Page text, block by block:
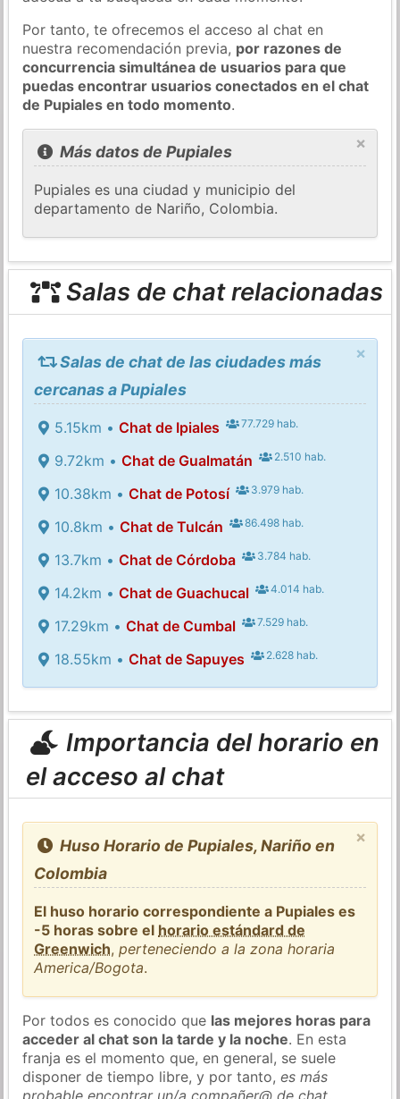
Por tanto, te ofrecemos el acceso al chat en
nuestra recomendación previa, por razones de
concurrencia simultánea de usuarios para que
puedas encontrar usuarios conectados en el chat
de Pupiales en todo momento.
×
Más datos de Pupiales
Pupiales es una ciudad y municipio del
departamento de Nariño, Colombia.
Salas de chat relacionadas
×
Salas de chat de las ciudades más
cercanas a Pupiales
5.15km • Chat de Ipiales 77.729 hab.
9.72km • Chat de Gualmatán 2.510 hab.
10.38km • Chat de Potosí 3.979 hab.
10.8km • Chat de Tulcán 86.498 hab.
13.7km • Chat de Córdoba 3.784 hab.
14.2km • Chat de Guachucal 4.014 hab.
17.29km • Chat de Cumbal 7.529 hab.
18.55km • Chat de Sapuyes 2.628 hab.
Importancia del horario en
el acceso al chat
×
Huso Horario de Pupiales, Nariño en
Colombia
El huso horario correspondiente a Pupiales es
-5 horas sobre el horario estándard de
Greenwich,perteneciendo a la zona horaria
America/Bogota.
Por todos es conocido que las mejores horas para
acceder al chat son la tarde y la noche. En esta
franja es el momento que, en general, se suele
disponer de tiempo libre, y por tanto,es más
probable encontrar un/a compañer@ de chat.